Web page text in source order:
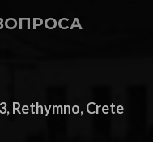
Rethymno, Crete